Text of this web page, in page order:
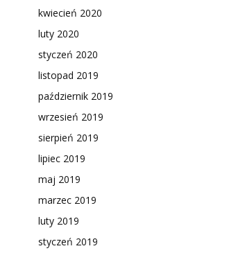
kwiecień 2020
luty 2020
styczeń 2020
listopad 2019
październik 2019
wrzesień 2019
sierpień 2019
lipiec 2019
maj 2019
marzec 2019
luty 2019
styczeń 2019